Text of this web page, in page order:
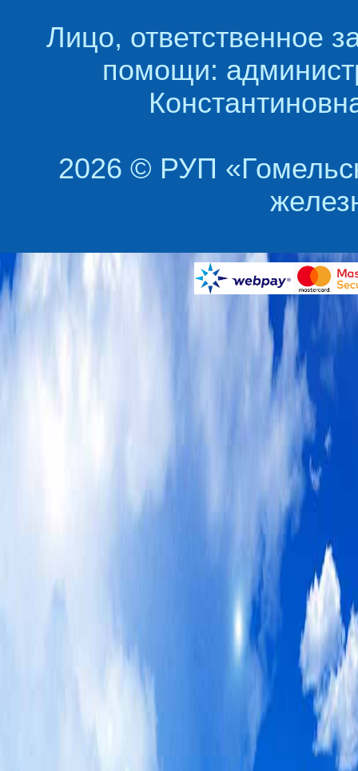
Лицо, ответственное
помощи:
2026 © РУП